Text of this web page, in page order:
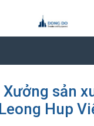
sản
Hup